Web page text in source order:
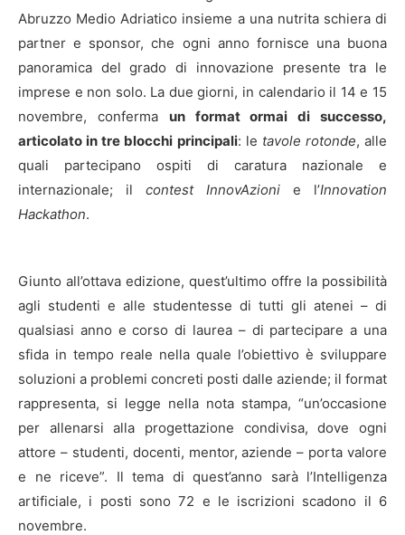
Abruzzo Medio Adriatico insieme a una nutrita schiera di
partner e sponsor, che ogni anno fornisce una buona
panoramica del grado di innovazione presente tra le
imprese e non solo. La due giorni, in calendario il 14 e 15
novembre, conferma un format ormai di successo,
articolato in tre blocchi principali: le tavole rotonde, alle
quali partecipano ospiti di caratura nazionale e
internazionale; il contest InnovAzioni e l’Innovation
Hackathon.
Giunto all’ottava edizione, quest’ultimo offre la possibilità
agli studenti e alle studentesse di tutti gli atenei – di
qualsiasi anno e corso di laurea – di partecipare a una
sfida in tempo reale nella quale l’obiettivo è sviluppare
soluzioni a problemi concreti posti dalle aziende; il format
rappresenta, si legge nella nota stampa, “un’occasione
per allenarsi alla progettazione condivisa, dove ogni
attore – studenti, docenti, mentor, aziende – porta valore
e ne riceve”. Il tema di quest’anno sarà l’Intelligenza
artificiale, i posti sono 72 e le iscrizioni scadono il 6
novembre.